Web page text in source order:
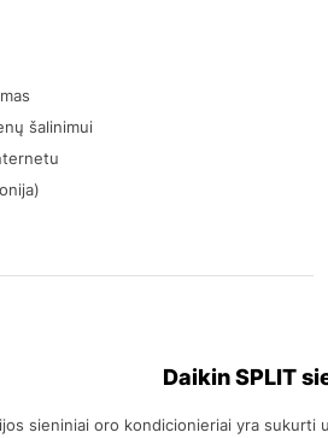
šalinimui
Daikin SPLIT
sieniniai oro kondicionieriai yra